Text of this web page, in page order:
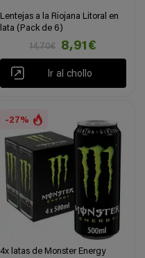
Lentejas a la Riojana Litoral en
lata (Pack de 6)
14,70€
8,91€
Ir al chollo
-27%
4x latas de Monster Energy